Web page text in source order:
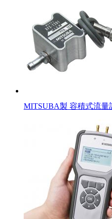
MITSUBA製 容積式流量